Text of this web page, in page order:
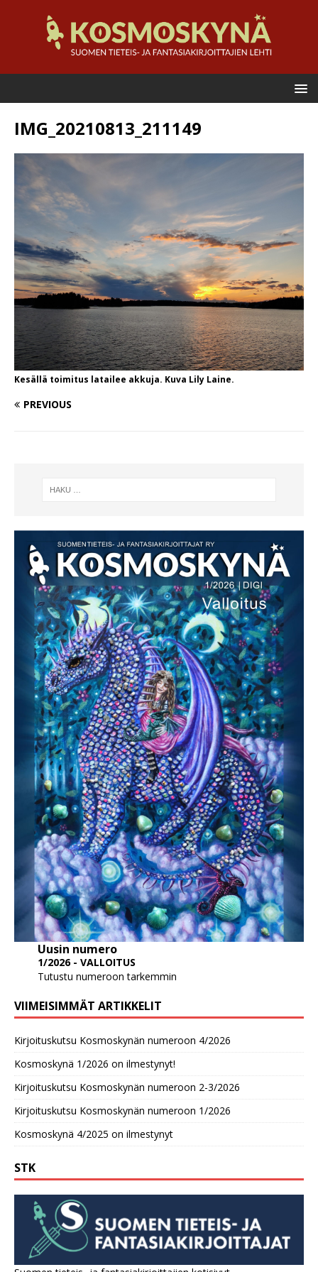
IMG_20210813_211149
Kesällä toimitus latailee akkuja. Kuva Lily Laine.
PREVIOUS
Uusin numero
1/2026 - VALLOITUS
Tutustu numeroon tarkemmin
VIIMEISIMMÄT ARTIKKELIT
Kirjoituskutsu Kosmoskynän numeroon 4/2026
Kosmoskynä 1/2026 on ilmestynyt!
Kirjoituskutsu Kosmoskynän numeroon 2-3/2026
Kirjoituskutsu Kosmoskynän numeroon 1/2026
Kosmoskynä 4/2025 on ilmestynyt
STK